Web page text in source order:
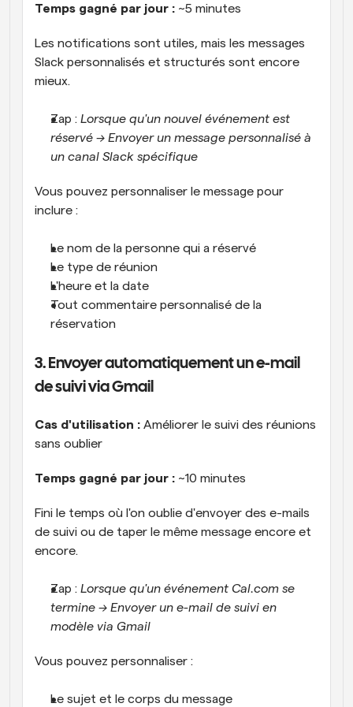
Temps gagné par jour : ~5 minutes
Les notifications sont utiles, mais les messages
Slack personnalisés et structurés sont encore
mieux.
Zap : Lorsque qu'un nouvel événement est
réservé → Envoyer un message personnalisé à
un canal Slack spécifique
Vous pouvez personnaliser le message pour
inclure :
Le nom de la personne qui a réservé
Le type de réunion
L'heure et la date
Tout commentaire personnalisé de la
réservation
3. Envoyer automatiquement un e-mail
de suivi via Gmail
Cas d'utilisation : Améliorer le suivi des réunions
sans oublier
Temps gagné par jour : ~10 minutes
Fini le temps où l'on oublie d'envoyer des e-mails
de suivi ou de taper le même message encore et
encore.
Zap : Lorsque qu'un événement Cal.com se
termine → Envoyer un e-mail de suivi en
modèle via Gmail
Vous pouvez personnaliser :
Le sujet et le corps du message